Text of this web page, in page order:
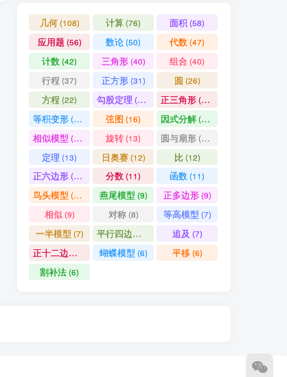
几何(108) 计算(76) 面积 (58)
应用题 (56) 数论(50) 代数(47)
计数(42) 三角形(40) 组合(40)
行程 (37) 正方形(31) 圆 (26)
方程 (22) 勾股定理 (19) 正三角形(19)
等积变形(18) 弦图 (16) 因式分解(15)
相似模型 (14) 旋转(13) 圆与扇形(13)
定理 (13) 日奥赛(12) 比(12)
正六边形(11) 分数(11) 函数(11)
鸟头模型 (10) 燕尾模型 (9) 正多边形(9)
相似 (9) 对称(8) 等高模型 (7)
一半模型 (7) 平行四边形 追及 (7)
正十二边形 蝴蝶模型 (6) 平移(6)
割补法(6)